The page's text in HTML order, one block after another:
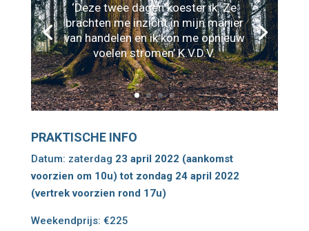
‘Deze twee dagen koester ik. Ze
brachten me inzicht in mijn manier
van handelen en ik kon me opnieuw
voelen stromen’ K.V.D.V.
PRAKTISCHE INFO
Datum: zaterdag 23 april 2022 (aankomst
voorzien om 10u) tot zondag 24 april 2022
(vertrek voorzien rond 17u)
Weekendprijs: €225